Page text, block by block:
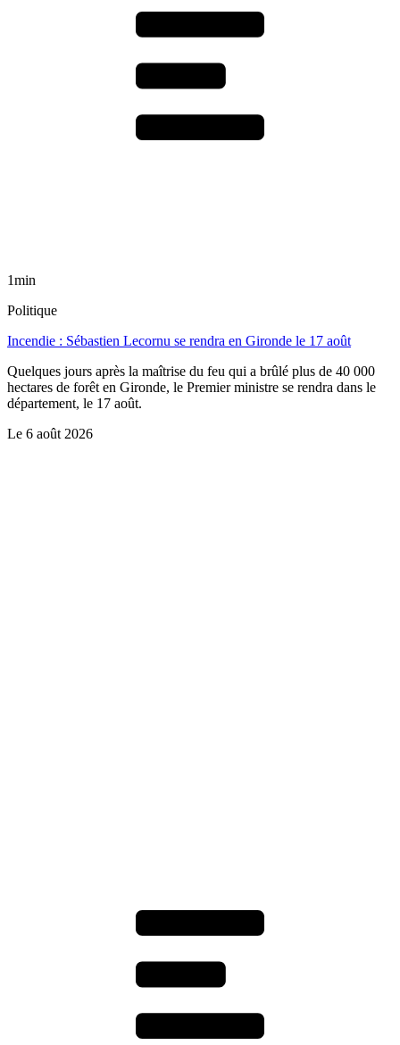
1min
Politique
Incendie : Sébastien Lecornu se rendra en Gironde le 17 août
Quelques jours après la maîtrise du feu qui a brûlé plus de 40 000
hectares de forêt en Gironde, le Premier ministre se rendra dans le
département, le 17 août.
Le 6 août 2026